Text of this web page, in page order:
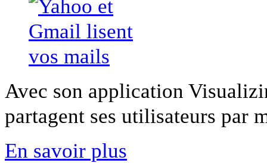
Avec son application
partagent ses utilisateurs par
En savoir plus